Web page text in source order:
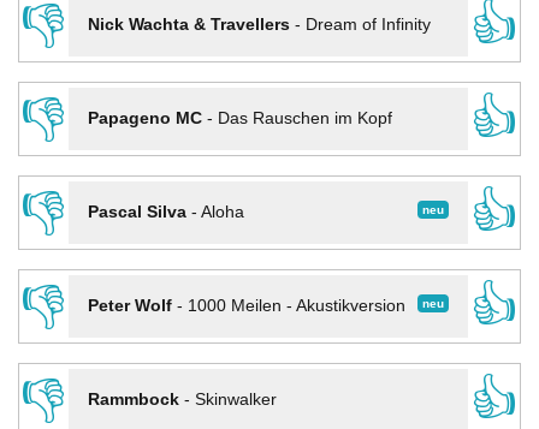
👎
Nick Wachta & Travellers- Dream of Infinity
👍
👎
Papageno MC- Das Rauschen im Kopf
👍
👎
neu
Pascal Silva- Aloha
👍
👎
neu
Peter Wolf- 1000 Meilen - Akustikversion
👍
👎
Rammbock- Skinwalker
👍